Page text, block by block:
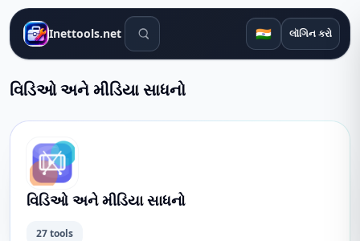
Inettools.net શોધ સાધનો 🇮🇳 લૉગિન કરો
વિડિઓ અને મીડિયા સાધનો
વિડિઓ અને મીડિયા સાધનો
27 tools